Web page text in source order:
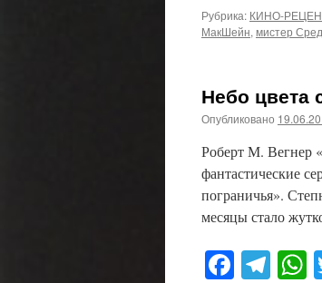
Рубрика: КИНО-
МакШейн, мистер
Небо цвета
Опубликовано
Роберт М. Вегнер
фантастические
пограничья».
месяцы стало